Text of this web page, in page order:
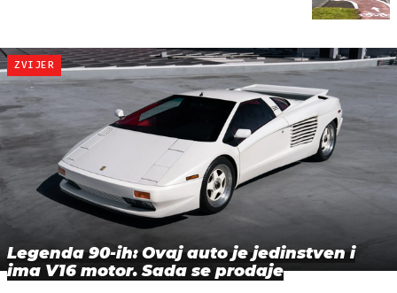
ZVIJER
Legenda 90-ih: Ovaj auto je jedinstven i
ima V16 motor. Sada se prodaje